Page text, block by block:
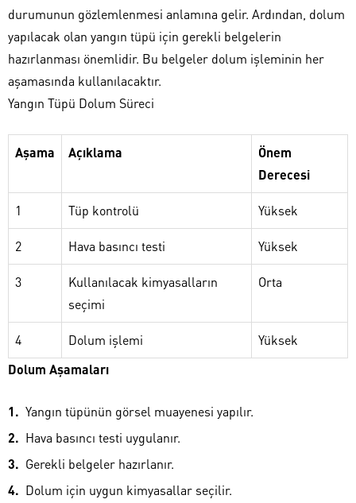
durumunun gözlemlenmesi anlamına gelir. Ardından, dolum
yapılacak olan yangın tüpü için gerekli belgelerin
hazırlanması önemlidir. Bu belgeler dolum işleminin her
aşamasında kullanılacaktır.
Yangın Tüpü Dolum Süreci
Aşama Açıklama
Önem
Derecesi
1 Tüp kontrolü Yüksek
2 Hava basıncı testi Yüksek
3
Kullanılacak kimyasalların
seçimi
Orta
4 Dolum işlemi
Yüksek
Dolum Aşamaları
Yangın tüpünün görsel muayenesi yapılır.
Hava basıncı testi uygulanır.
Gerekli belgeler hazırlanır.
Dolum için uygun kimyasallar seçilir.